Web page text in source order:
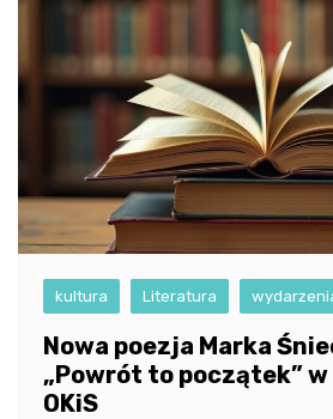
kultura Literatura
Nowa poezja Marka
„Powrót to początek”
OKiS